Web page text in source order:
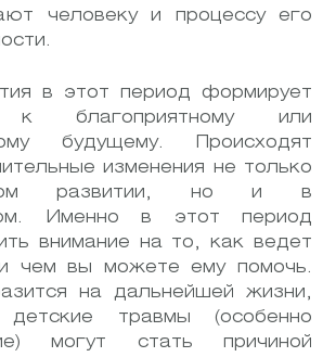
человеку и процессу его
в этот период формирует
к благоприятному или
будущему. Происходят
изменения не только
развитии, но и в
Именно в этот период
внимание на то, как ведет
чем вы можете ему помочь.
на дальнейшей жизни,
травмы (особенно
могут стать причиной